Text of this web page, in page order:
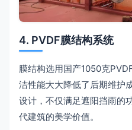
4. PVDF膜结构系统
膜结构选用国产1050克
洁性能大大降低了后期维护
设计，不仅满足遮阳挡雨的
代建筑的美学价值。